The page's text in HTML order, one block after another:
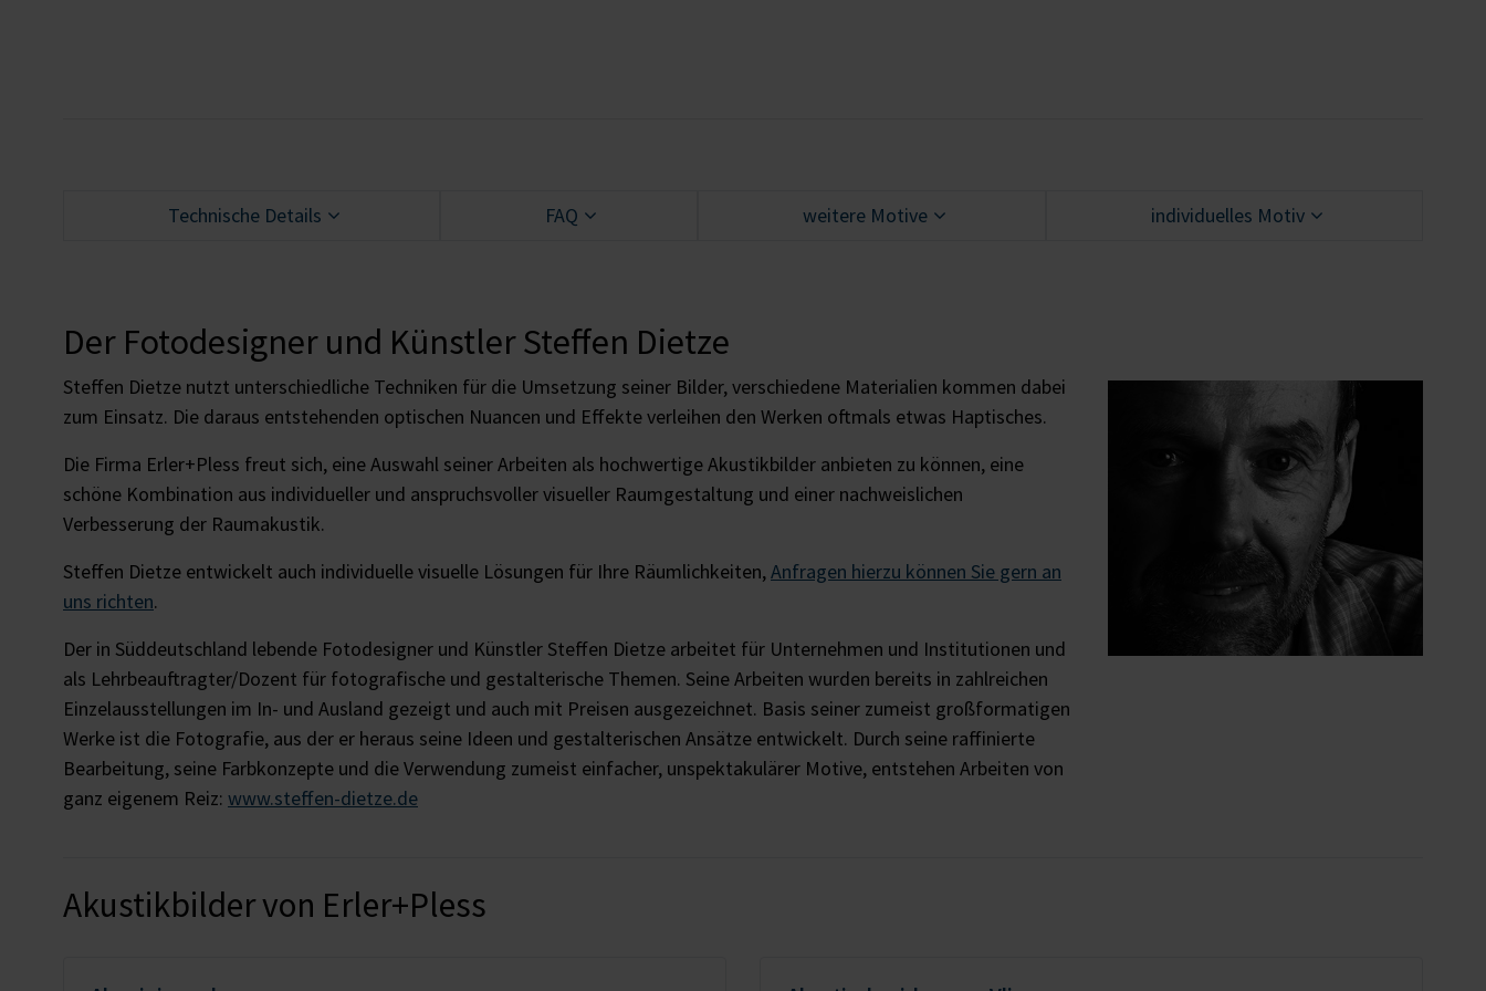
Technische Details FAQ weitere Motive individuelles Motiv
Der Fotodesigner und Künstler Steffen Dietze
Steffen Dietze nutzt unterschiedliche Techniken für die Umsetzung seiner Bilder, verschiedene Materialien kommen dabei
zum Einsatz. Die daraus entstehenden optischen Nuancen und Effekte verleihen den Werken oftmals etwas Haptisches.
Die Firma Erler+Pless freut sich, eine Auswahl seiner Arbeiten als hochwertige Akustikbilder anbieten zu können, eine
schöne Kombination aus individueller und anspruchsvoller visueller Raumgestaltung und einer nachweislichen
Verbesserung der Raumakustik.
Steffen Dietze entwickelt auch individuelle visuelle Lösungen für Ihre Räumlichkeiten,Anfragen hierzu können Sie gern an
uns richten.
Der in Süddeutschland lebende Fotodesigner und Künstler Steffen Dietze arbeitet für Unternehmen und Institutionen und
als Lehrbeauftragter/­Dozent für fotografische und gestalterische Themen. Seine Arbeiten wurden bereits in zahlreichen
Einzelausstellungen im In- und Ausland gezeigt und auch mit Preisen ausgezeichnet. Basis seiner zumeist großformatigen
Werke ist die Fotografie, aus der er heraus seine Ideen und gestalterischen Ansätze entwickelt. Durch seine raffinierte
Bearbeitung, seine Farbkonzepte und die Verwendung zumeist einfacher, unspektakulärer Motive, entstehen Arbeiten von
ganz eigenem Reiz: www.steffen-dietze.de
Akustikbilder von Erler+Pless